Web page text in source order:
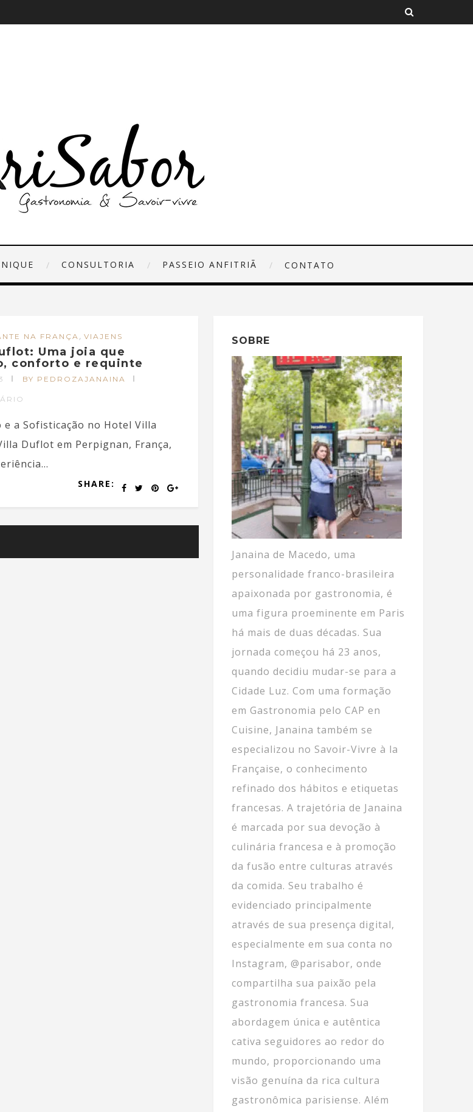
CONSULTORIA PASSEIO ANFITRIÃ CONTATO
NA FRANÇA, VIAJENS
Uma joia que
conforto e requinte
BY PEDROZAJANAINA
e a Sofisticação no Hotel Villa
Duflot em Perpignan, França,
SHARE:
SOBRE
Janaina de Macedo, uma
personalidade franco-brasileira
apaixonada por gastronomia, é
uma figura proeminente em Paris
há mais de duas décadas. Sua
jornada começou há 23 anos,
quando decidiu mudar-se para a
Cidade Luz. Com uma formação
em Gastronomia pelo CAP en
Cuisine, Janaina também se
especializou no Savoir-Vivre à la
Française, o conhecimento
refinado dos hábitos e etiquetas
francesas. A trajetória de Janaina
é marcada por sua devoção à
culinária francesa e à promoção
da fusão entre culturas através
da comida. Seu trabalho é
evidenciado principalmente
através de sua presença digital,
especialmente em sua conta no
Instagram, @parisabor, onde
compartilha sua paixão pela
gastronomia francesa. Sua
abordagem única e autêntica
cativa seguidores ao redor do
mundo, proporcionando uma
visão genuína da rica cultura
gastronômica parisiense. Além